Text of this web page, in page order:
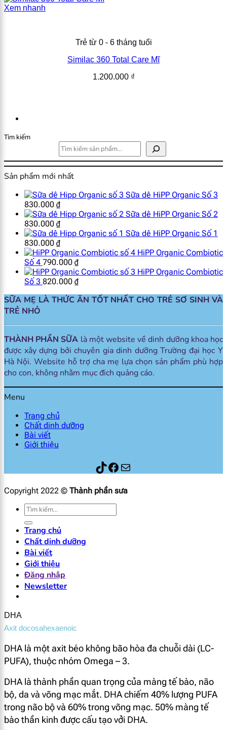
Xem nhanh
Trẻ từ 0 - 6 tháng tuổi
Similac 360 Total Care Mĩ
1.200.000 ₫
Tìm kiếm
Sản phẩm mới nhất
Sữa dê HiPP Organic Số 3
830.000 ₫
Sữa dê HiPP Organic Số 2
830.000 ₫
Sữa dê HiPP Organic Số 1
830.000 ₫
HiPP Organic Combiotic
Số 4 790.000 ₫
HiPP Organic Combiotic
Số 3 820.000 ₫
SỮA MẸ LÀ THỨC ĂN TỐT NHẤT CHO TRẺ SƠ SINH VÀ
TRẺ NHỎ
THÀNH PHẦN SỮA là một website về dinh dưỡng khoa học
được xây dựng bởi chuyên gia dinh dưỡng Trường đại học Y
Hà Nội. Website hỗ trợ cha mẹ lựa chọn sản phẩm phù hợp
cho con, không nhằm mục đich quảng cáo.
Menu
Trang chủ
Chất dinh dưỡng
Bài viết
Giới thiệu
Thành phần sữaFacebook
Mail
Copyright 2022 © Thành phần sưa
Tìm
kiếm:
Trang chủ
Chất dinh dưỡng
Bài viết
Giới thiệu
Đăng nhập
Newsletter
DHA
Axit docosahexaenoic
DHA là một axit béo không bão hòa đa chuỗi dài (LC-
PUFA), thuộc nhóm Omega – 3.
DHA là thành phần quan trọng của màng tế bào, não
bộ, da và võng mạc mắt. DHA chiếm 40% lượng PUFA
trong não bộ và 60% trong võng mạc. 50% màng tế
bào thần kinh được cấu tạo vởi DHA.